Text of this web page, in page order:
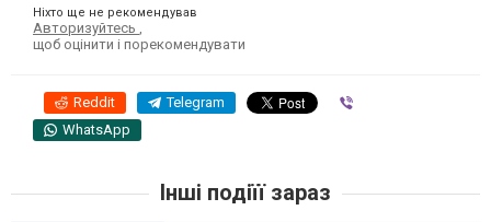
Ніхто ще не рекомендував
Авторизуйтесь
щоб оцінити і порекомендувати
Reddit Telegram
WhatsApp
Інші подіїї зараз